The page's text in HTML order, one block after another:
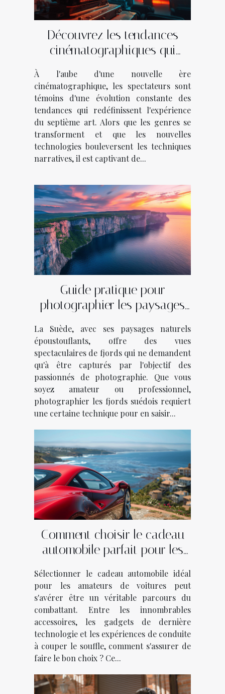
Découvrez les tendances
cinématographiques qui
À l'aube d'une nouvelle ère
cinématographique, les spectateurs sont
témoins d'une évolution constante des
tendances qui redéfinissent l'expérience
du septième art. Alors que les genres se
transforment et que les nouvelles
technologies bouleversent les techniques
narratives, il est captivant de...
Guide pratique pour
photographier les paysages
La Suède, avec ses paysages naturels
époustouflants, offre des vues
spectaculaires de fjords qui ne demandent
qu'à être capturés par l'objectif des
passionnés de photographie. Que vous
soyez amateur ou professionnel,
photographier les fjords suédois requiert
une certaine technique pour en saisir...
Comment choisir le cadeau
automobile parfait pour les
Sélectionner le cadeau automobile idéal
pour les amateurs de voitures peut
s'avérer être un véritable parcours du
combattant. Entre les innombrables
accessoires, les gadgets de dernière
technologie et les expériences de conduite
à couper le souffle, comment s'assurer de
faire le bon choix ? Ce...